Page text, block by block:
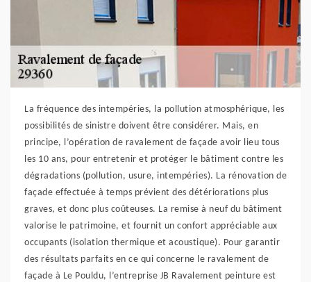
La fréquence des intempéries, la pollution atmosphérique, les
possibilités de sinistre doivent être considérer. Mais, en
principe, l’opération de ravalement de façade avoir lieu tous
les 10 ans, pour entretenir et protéger le bâtiment contre les
dégradations (pollution, usure, intempéries). La rénovation de
façade effectuée à temps prévient des détériorations plus
graves, et donc plus coûteuses. La remise à neuf du bâtiment
valorise le patrimoine, et fournit un confort appréciable aux
occupants (isolation thermique et acoustique). Pour garantir
des résultats parfaits en ce qui concerne le ravalement de
façade à Le Pouldu, l’entreprise JB Ravalement peinture est